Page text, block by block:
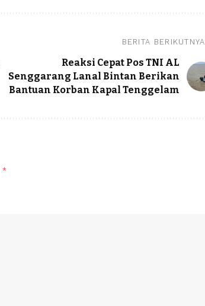
BERITA BERIKUTNYA
Reaksi Cepat Pos TNI AL
Senggarang Lanal Bintan Berikan
Bantuan Korban Kapal Tenggelam
*